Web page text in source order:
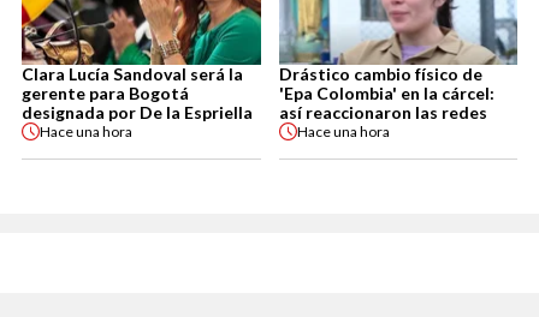
Clara Lucía Sandoval será la
gerente para Bogotá
designada por De la Espriella
Haceuna hora
Drástico cambio físico de
'Epa Colombia' en la cárcel:
así reaccionaron las redes
Haceuna hora